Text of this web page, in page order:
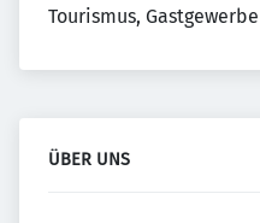
Tourismus,
ÜBER UNS